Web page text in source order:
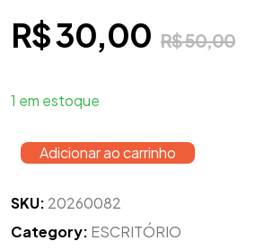
R$50,00
R$30,00
1 em estoque
Adicionar ao carrinho
SKU: 20260082
Category: ESCRITÓRIO